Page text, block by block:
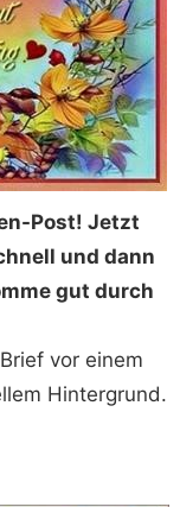
Post! Jetzt
und dann
gut durch
vor einem
Hintergrund.